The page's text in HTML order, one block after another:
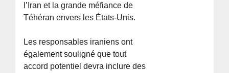
l’Iran et la grande méfiance de
Téhéran envers les États-Unis.
Les responsables iraniens ont
également souligné que tout
accord potentiel devra inclure des